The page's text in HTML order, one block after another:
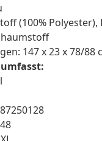
(100%
147 x 23 x 78/88